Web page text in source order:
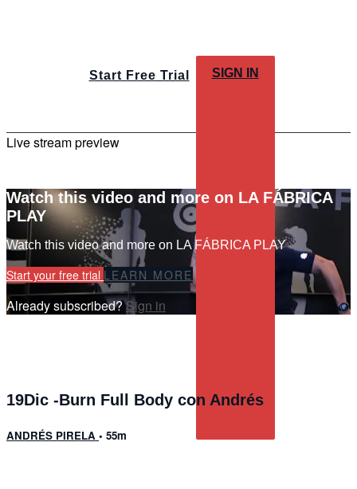
Start Free Trial SIGN IN
Live stream preview
Watch this video and more on LA FÁBRICA
PLAY
Watch this video and more on LA FÁBRICA PLAY
Start your free trial LEARN MORE
Already subscribed?Sign in
19Dic -Burn Full Body con Andrés
ANDRÉS PIRELA • 55m